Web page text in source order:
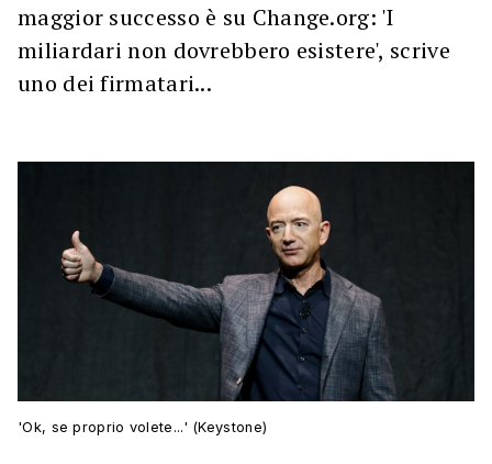
maggior successo è su Change.org: 'I
miliardari non dovrebbero esistere', scrive
uno dei firmatari...
'Ok, se proprio volete...' (Keystone)